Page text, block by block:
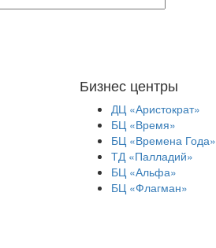
Бизнес центры
ДЦ «Аристократ»
БЦ «Время»
БЦ «Времена Года»
ТД «Палладий»
БЦ «Альфа»
БЦ «Флагман»